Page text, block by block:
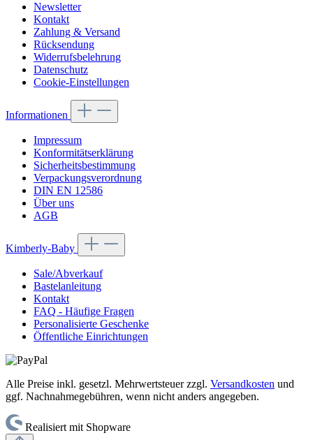
Newsletter
Kontakt
Zahlung & Versand
Rücksendung
Widerrufsbelehrung
Datenschutz
Cookie-Einstellungen
Informationen
Impressum
Konformitätserklärung
Sicherheitsbestimmung
Verpackungsverordnung
DIN EN 12586
Über uns
AGB
Kimberly-Baby
Sale/Abverkauf
Bastelanleitung
Kontakt
FAQ - Häufige Fragen
Personalisierte Geschenke
Öffentliche Einrichtungen
Alle Preise inkl. gesetzl. Mehrwertsteuer zzgl. Versandkosten und
ggf. Nachnahmegebühren, wenn nicht anders angegeben.
Realisiert mit Shopware